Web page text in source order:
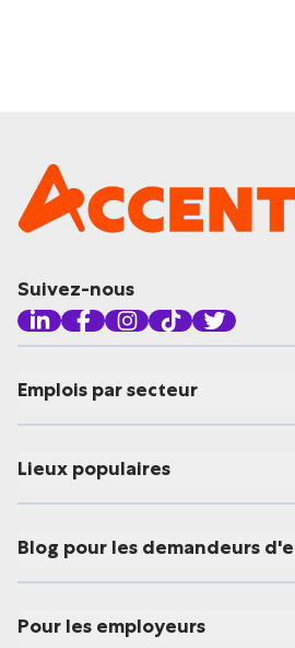
Suivez-nous
Emplois par secteur
Lieux populaires
Blog pour les demandeurs
Pour les employeurs